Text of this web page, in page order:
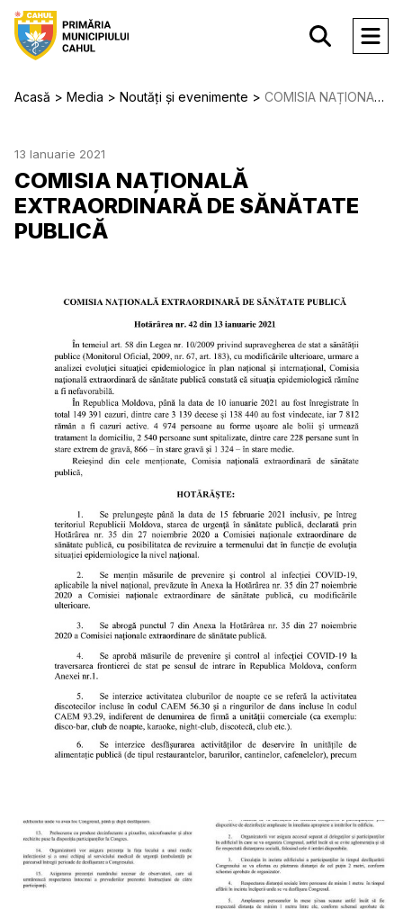
Acasă Media Noutăți și evenimente COMISIA NAȚIONALĂ EXTRAORDINARĂ DE SĂNĂTATE PUBLICĂ
13 Ianuarie 2021
COMISIA NAȚIONALĂ
EXTRAORDINARĂ DE SĂNĂTATE
PUBLICĂ